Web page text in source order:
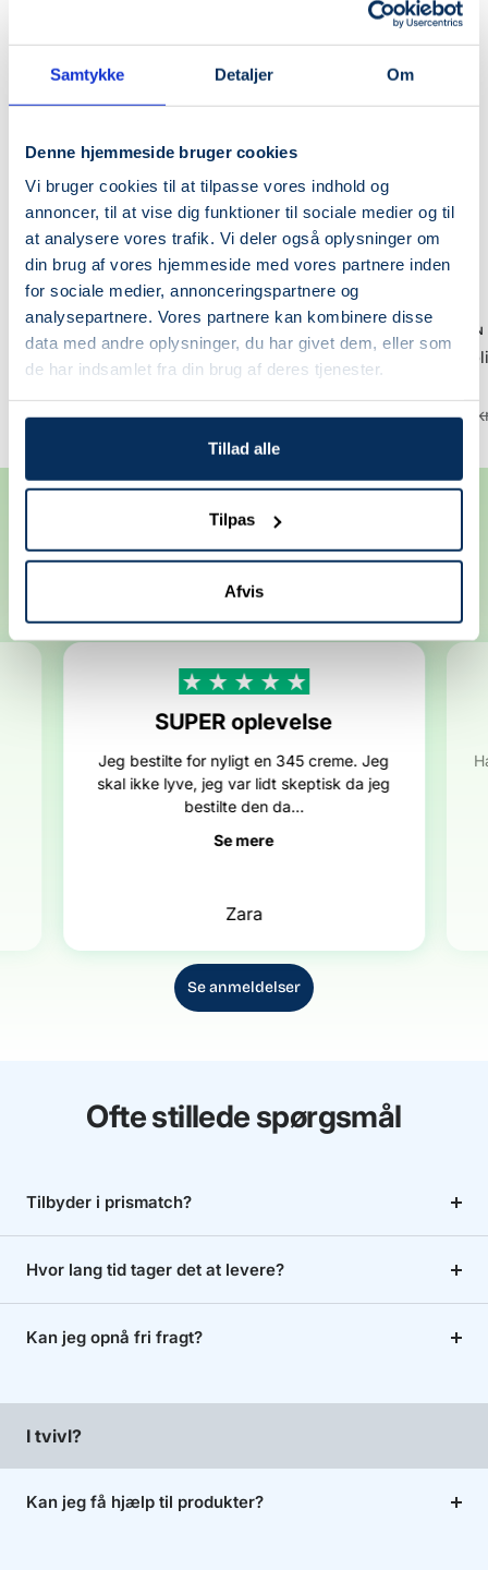
Samtykke Detaljer Om
Denne hjemmeside bruger cookies
Vi bruger cookies til at tilpasse vores indhold og
annoncer, til at vise dig funktioner til sociale medier og til
at analysere vores trafik. Vi deler også oplysninger om
din brug af vores hjemmeside med vores partnere inden
for sociale medier, annonceringspartnere og
analysepartnere. Vores partnere kan kombinere disse
data med andre oplysninger, du har givet dem, eller som
de har indsamlet fra din brug af deres tjenester.
Tillad alle
Tilpas
Afvis
🌿VEGAN
+
Læg
i
kurv
BEAUTY OF JOSEON
Relief Sun: Rice + Probiotics
Udsalgspris
127,20 kr Normalpris
159,00 kr
BEAUTY OF JOSEON
Glow Serum :
Udsalgspris
111,20 kr 139,00
Anbefalet af vores kunder
Fremragende4.8/ 5
+100anmeldelser
SUPER oplevelse
Jeg bestilte for nyligt en 345 creme. Jeg
skal ikke lyve, jeg var lidt skeptisk da jeg
bestilte den da...
Se mere
Zara
Se anmeldelser
Ofte stillede spørgsmål
Tilbyder i prismatch?
Hvor lang tid tager det at levere?
Kan jeg opnå fri fragt?
I tvivl?
Kan jeg få hjælp til produkter?